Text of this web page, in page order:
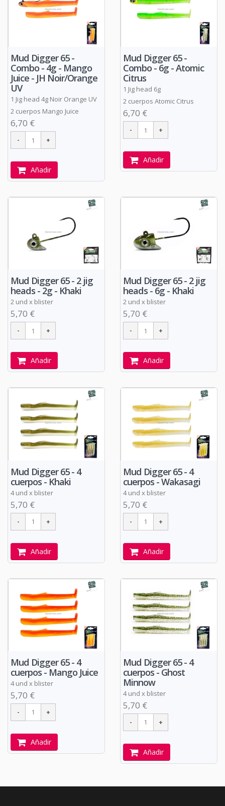
Mud Digger 65 -
Combo - 4g - Mango
Juice - JH Noir/Orange
UV
1 Jig head 4g Noir Orange UV
2 cuerpos Mango Juice
6,70 €
Añadir
Mud Digger 65 -
Combo - 6g - Atomic
Citrus
1 Jig head 6g
2 cuerpos Atomic Citrus
6,70 €
Añadir
Mud Digger 65 - 2 jig
heads - 2g - Khaki
2 und x blister
5,70 €
Añadir
Mud Digger 65 - 2 jig
heads - 6g - Khaki
2 und x blister
5,70 €
Añadir
Mud Digger 65 - 4
cuerpos - Khaki
4 und x blister
5,70 €
Añadir
Mud Digger 65 - 4
cuerpos - Wakasagi
4 und x blister
5,70 €
Añadir
Mud Digger 65 - 4
cuerpos - Mango Juice
4 und x blister
5,70 €
Añadir
Mud Digger 65 - 4
cuerpos - Ghost
Minnow
4 und x blister
5,70 €
Añadir